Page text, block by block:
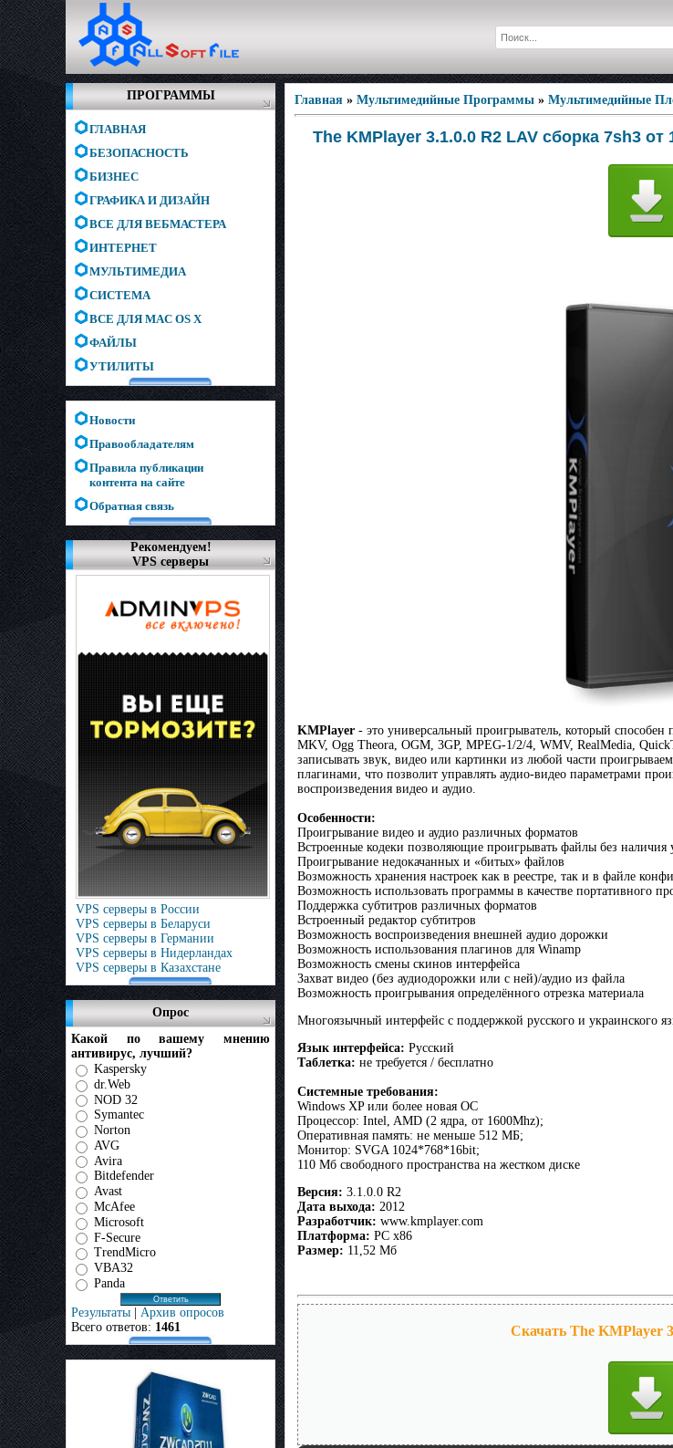
ПРОГРАММЫ
ГЛАВНАЯ
БЕЗОПАСНОСТЬ
БИЗНЕС
ГРАФИКА И ДИЗАЙН
ВСЕ ДЛЯ ВЕБМАСТЕРА
ИНТЕРНЕТ
МУЛЬТИМЕДИА
СИСТЕМА
ВСЕ ДЛЯ MAC OS X
ФАЙЛЫ
УТИЛИТЫ
Новости
Правообладателям
Правила публикации
контента на сайте
Обратная связь
Рекомендуем!
VPS серверы
VPS серверы в России
VPS серверы в Беларуси
VPS серверы в Германии
VPS серверы в Нидерландах
VPS серверы в Казахстане
Опрос
Какой по вашему мнению
антивирус, лучший?
Kaspersky
dr.Web
NOD 32
Symantec
Norton
AVG
Avira
Bitdefender
Avast
McAfee
Microsoft
F-Secure
TrendMicro
VBA32
Panda
Результаты | Архив опросов
Всего ответов: 1461
Главная » Мультимедийные Программы » Мультимедийные
The KMPlayer 3.1.0.0 R2 LAV сборка 7sh3 от
KMPlayer - это универсальный проигрыватель, который
MKV, Ogg Theora, OGM, 3GP, MPEG-1/2/4, WMV, RealMedia,
записывать звук, видео или картинки из любой части
плагинами, что позволит управлять аудио-видео параметрами
воспроизведения видео и аудио.
Особенности:
Проигрывание видео и аудио различных форматов
Встроенные кодеки позволяющие проигрывать файлы без наличия
Проигрывание недокачанных и «битых» файлов
Возможность хранения настроек как в реестре, так и в файле
Возможность использовать программы в качестве портативного
Поддержка субтитров различных форматов
Встроенный редактор субтитров
Возможность воспроизведения внешней аудио дорожки
Возможность использования плагинов для Winamp
Возможность смены скинов интерфейса
Захват видео (без аудиодорожки или с ней)/аудио из файла
Возможность проигрывания определённого отрезка материала
Многоязычный интерфейс с поддержкой русского и украинского
Язык интерфейса: Русский
Таблетка: не требуется / бесплатно
Системные требования:
Windows XP или более новая ОС
Процессор: Intel, AMD (2 ядра, от 1600Mhz);
Оперативная память: не меньше 512 МБ;
Монитор: SVGA 1024*768*16bit;
110 Мб свободного пространства на жестком дискe
Версия: 3.1.0.0 R2
Дата выхода: 2012
Разработчик: www.kmplayer.com
Платформа: PC x86
Размер: 11,52 Мб
Скачать The KMPlayer